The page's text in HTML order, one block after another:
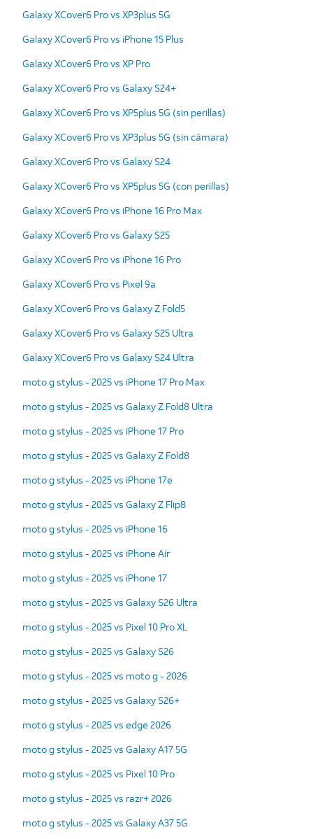
Galaxy XCover6 Pro vs XP3plus 5G
Galaxy XCover6 Pro vs iPhone 15 Plus
Galaxy XCover6 Pro vs XP Pro
Galaxy XCover6 Pro vs Galaxy S24+
Galaxy XCover6 Pro vs XP5plus 5G (sin perillas)
Galaxy XCover6 Pro vs XP3plus 5G (sin cámara)
Galaxy XCover6 Pro vs Galaxy S24
Galaxy XCover6 Pro vs XP5plus 5G (con perillas)
Galaxy XCover6 Pro vs iPhone 16 Pro Max
Galaxy XCover6 Pro vs Galaxy S25
Galaxy XCover6 Pro vs iPhone 16 Pro
Galaxy XCover6 Pro vs Pixel 9a
Galaxy XCover6 Pro vs Galaxy Z Fold5
Galaxy XCover6 Pro vs Galaxy S25 Ultra
Galaxy XCover6 Pro vs Galaxy S24 Ultra
moto g stylus - 2025 vs iPhone 17 Pro Max
moto g stylus - 2025 vs Galaxy Z Fold8 Ultra
moto g stylus - 2025 vs iPhone 17 Pro
moto g stylus - 2025 vs Galaxy Z Fold8
moto g stylus - 2025 vs iPhone 17e
moto g stylus - 2025 vs Galaxy Z Flip8
moto g stylus - 2025 vs iPhone 16
moto g stylus - 2025 vs iPhone Air
moto g stylus - 2025 vs iPhone 17
moto g stylus - 2025 vs Galaxy S26 Ultra
moto g stylus - 2025 vs Pixel 10 Pro XL
moto g stylus - 2025 vs Galaxy S26
moto g stylus - 2025 vs moto g - 2026
moto g stylus - 2025 vs Galaxy S26+
moto g stylus - 2025 vs edge 2026
moto g stylus - 2025 vs Galaxy A17 5G
moto g stylus - 2025 vs Pixel 10 Pro
moto g stylus - 2025 vs razr+ 2026
moto g stylus - 2025 vs Galaxy A37 5G